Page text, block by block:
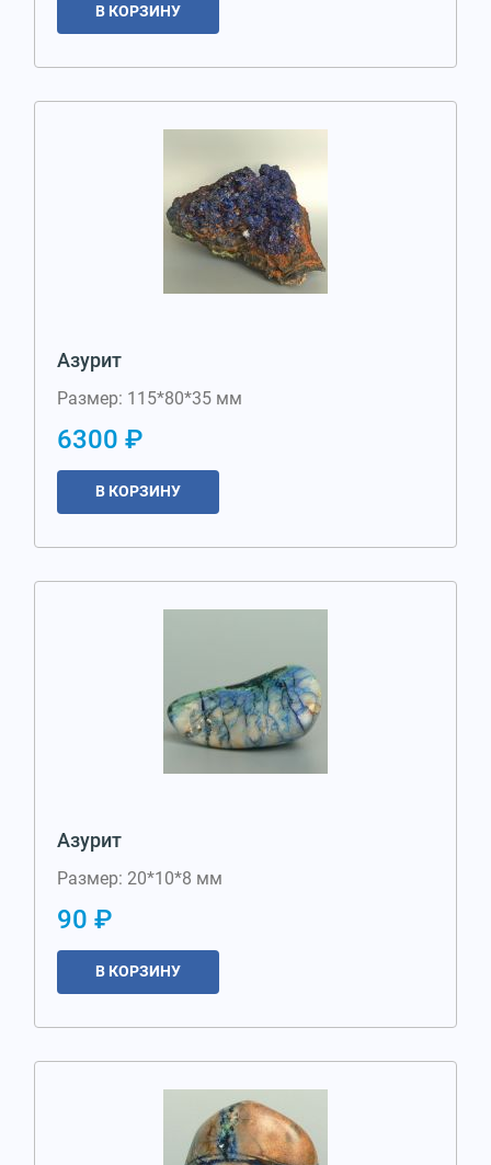
В КОРЗИНУ
Азурит
Размер: 115*80*35 мм
6300 ₽
В КОРЗИНУ
Азурит
Размер: 20*10*8 мм
90 ₽
В КОРЗИНУ